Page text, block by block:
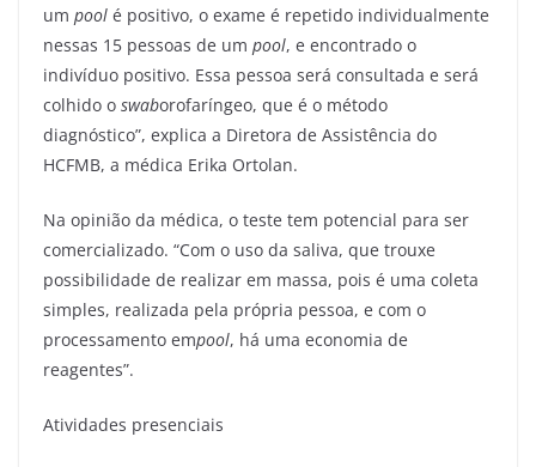
um pool é positivo, o exame é repetido individualmente
nessas 15 pessoas de um pool, e encontrado o
indivíduo positivo. Essa pessoa será consultada e será
colhido o swaborofaríngeo, que é o método
diagnóstico”, explica a Diretora de Assistência do
HCFMB, a médica Erika Ortolan.
Na opinião da médica, o teste tem potencial para ser
comercializado. “Com o uso da saliva, que trouxe
possibilidade de realizar em massa, pois é uma coleta
simples, realizada pela própria pessoa, e com o
processamento empool, há uma economia de
reagentes”.
Atividades presenciais